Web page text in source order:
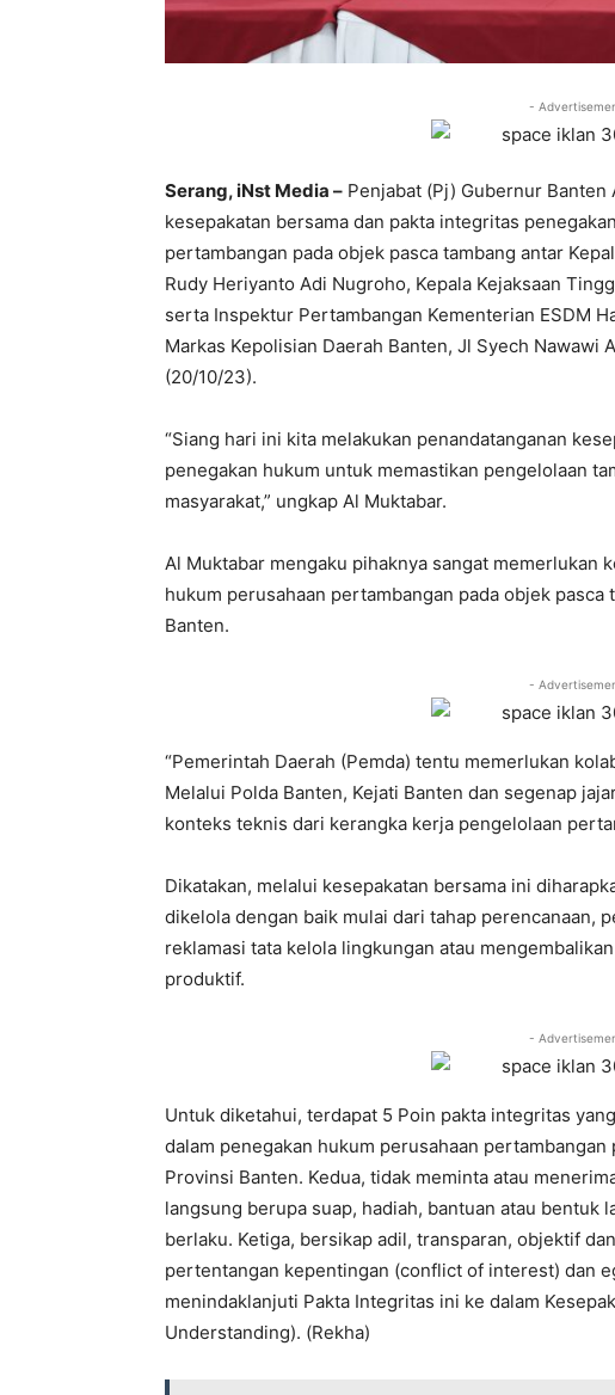
-
Serang, iNst Media – Penjabat (Pj) Gubernur Banten
kesepakatan bersama dan pakta integritas
pertambangan pada objek pasca tambang antar
Rudy Heriyanto Adi Nugroho, Kepala Kejaksaan
serta Inspektur Pertambangan Kementerian ESDM
Markas Kepolisian Daerah Banten, Jl Syech Nawawi
(20/10/23).
“Siang hari ini kita melakukan penandatanganan
penegakan hukum untuk memastikan pengelolaan
masyarakat,” ungkap Al Muktabar.
Al Muktabar mengaku pihaknya sangat memerlukan
hukum perusahaan pertambangan pada objek
Banten.
-
“Pemerintah Daerah (Pemda) tentu memerlukan
Melalui Polda Banten, Kejati Banten dan segenap
konteks teknis dari kerangka kerja pengelolaan
Dikatakan, melalui kesepakatan bersama ini
dikelola dengan baik mulai dari tahap perencanaan,
reklamasi tata kelola lingkungan atau
produktif.
-
Untuk diketahui, terdapat 5 Poin pakta integritas
dalam penegakan hukum perusahaan
Provinsi Banten. Kedua, tidak meminta atau
langsung berupa suap, hadiah, bantuan atau bentuk
berlaku. Ketiga, bersikap adil, transparan, objektif
pertentangan kepentingan (conflict of interest) dan
menindaklanjuti Pakta Integritas ini ke dalam
Understanding). (Rekha)